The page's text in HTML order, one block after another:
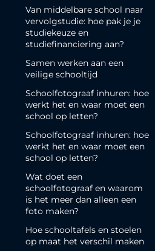
Van middelbare school naar
vervolgstudie: hoe pak je je
studiekeuze en
studiefinanciering aan?
Samen werken aan een
veilige schooltijd
Schoolfotograaf inhuren: hoe
werkt het en waar moet een
school op letten?
Schoolfotograaf inhuren: hoe
werkt het en waar moet een
school op letten?
Wat doet een
schoolfotograaf en waarom
is het meer dan alleen een
foto maken?
Hoe schooltafels en stoelen
op maat het verschil maken